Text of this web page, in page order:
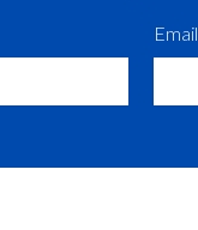
Email